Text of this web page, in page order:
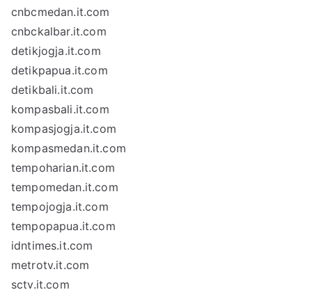
cnbcmedan.it.com
cnbckalbar.it.com
detikjogja.it.com
detikpapua.it.com
detikbali.it.com
kompasbali.it.com
kompasjogja.it.com
kompasmedan.it.com
tempoharian.it.com
tempomedan.it.com
tempojogja.it.com
tempopapua.it.com
idntimes.it.com
metrotv.it.com
sctv.it.com